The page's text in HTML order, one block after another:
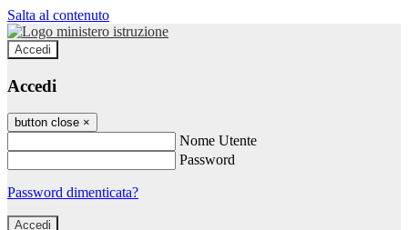
Salta al contenuto
Accedi
Accedi
button close ×
Nome Utente
Password
Password dimenticata?